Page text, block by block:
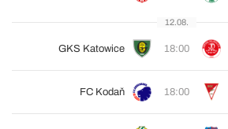
12.08.
GKS Katowice 18:00
FC Kodaň 18:00